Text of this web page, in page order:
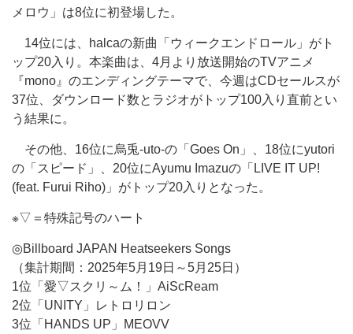
メロウ」は8位に初登場した。
14位には、halcaの新曲「ウィークエンドロール」がト
ップ20入り。本楽曲は、4月より放送開始のTVアニメ
『mono』のエンディングテーマで、今週はCDセールスが
37位、ダウンロード数とラジオがトップ100入り直前とい
う結果に。
その他、16位に烏兎-uto-の「Goes On」、18位にyutori
の「スピード」、20位にAyumu Imazuの「LIVE IT UP!
(feat. Furui Riho)」がトップ20入りとなった。
※▽＝特殊記号のハート
◎Billboard JAPAN Heatseekers Songs
（集計期間：2025年5月19日～5月25日）
1位「愛▽スクリ～ム！」AiScReam
2位「UNITY」レトロリロン
3位「HANDS UP」MEOVV